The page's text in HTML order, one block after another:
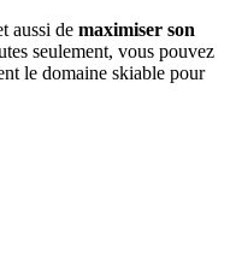
aussi de maximiser son
seulement, vous pouvez
le domaine skiable pour